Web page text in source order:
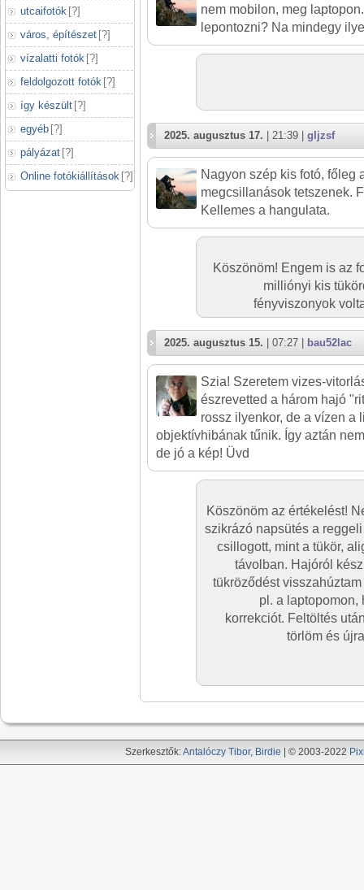
utcaifotók [?]
város, építészet [?]
vízalatti fotók [?]
feldolgozott fotók [?]
így készült [?]
egyéb [?]
pályázat [?]
Online fotókiállítások [?]
nem mobilon, meg
lepontozni? Na mindegy
2025. augusztus 17. | 21:39 | gljzsf
Nagyon szép kis fotó, főleg
megcsillanások tetszenek.
Kellemes a hangulata.
Köszönöm! Engem is az
milliónyi kis
fényviszonyok
2025. augusztus 15. | 07:27 | bau52lac
Szia! Szeretem vizes-
észrevetted a három hajó
rossz ilyenkor, de a vízen a
objektívhibának tűnik. Így aztán
de jó a kép! Üvd
Köszönöm az értékelést!
szikrázó napsütés a
csillogott, mint a tükör,
távolban. Hajóról
tükröződést
pl. a laptopomon,
korrekciót. Feltöltés
törlöm és
Szerkesztők:Antalóczy Tibor, Birdie | © 2003-2022